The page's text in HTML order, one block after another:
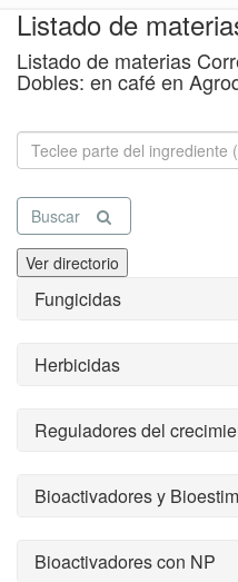
Listado de
Listado de materias
Dobles: en café en
Buscar
Ver directorio
Fungicidas
Herbicidas
Reguladores del
Bioactivadores y
Bioactivadores con NP